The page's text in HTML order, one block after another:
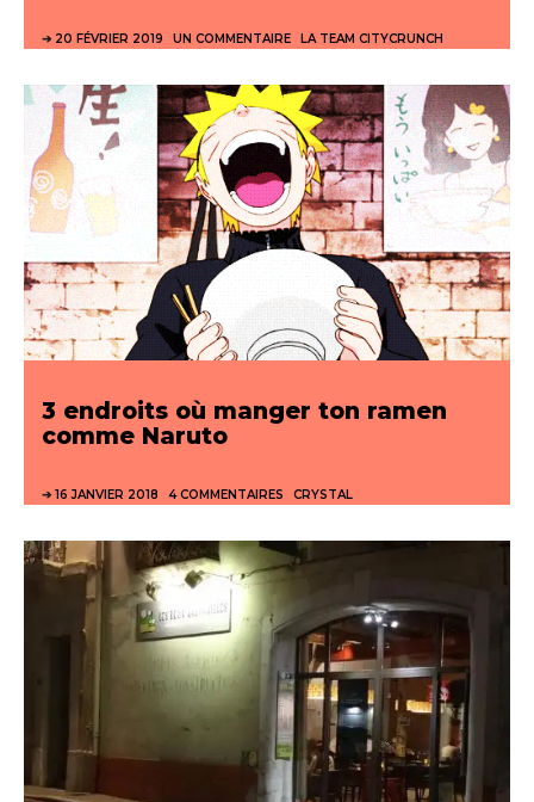
20 FÉVRIER 2019 UN COMMENTAIRE LA TEAM CITYCRUNCH
3 endroits où manger ton ramen
comme Naruto
16 JANVIER 2018 4 COMMENTAIRES CRYSTAL